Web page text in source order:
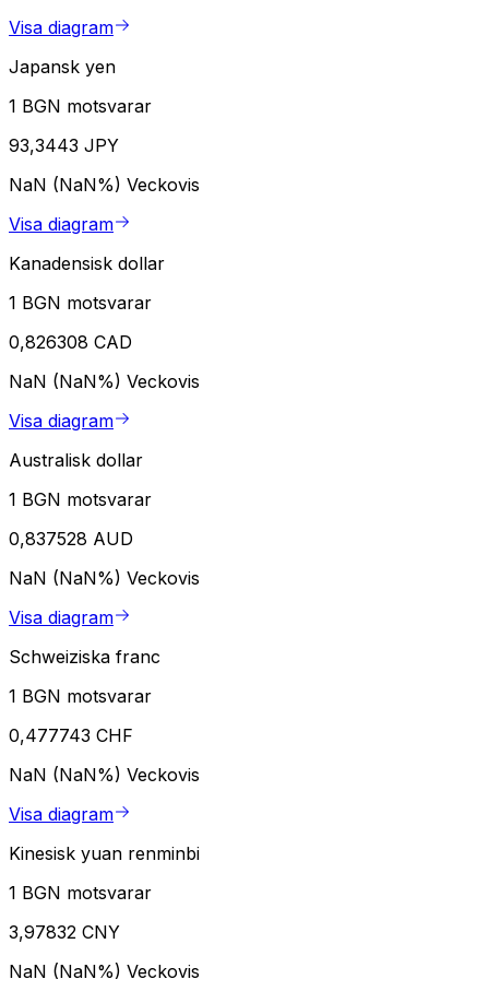
Visa diagram
Japansk yen
1 BGN motsvarar
93,3443 JPY
NaN (NaN%) Veckovis
Visa diagram
Kanadensisk dollar
1 BGN motsvarar
0,826308 CAD
NaN (NaN%) Veckovis
Visa diagram
Australisk dollar
1 BGN motsvarar
0,837528 AUD
NaN (NaN%) Veckovis
Visa diagram
Schweiziska franc
1 BGN motsvarar
0,477743 CHF
NaN (NaN%) Veckovis
Visa diagram
Kinesisk yuan renminbi
1 BGN motsvarar
3,97832 CNY
NaN (NaN%) Veckovis